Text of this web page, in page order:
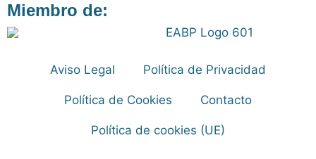
Miembro de:
Aviso Legal Política de Privacidad
Política de Cookies Contacto
Política de cookies (UE)